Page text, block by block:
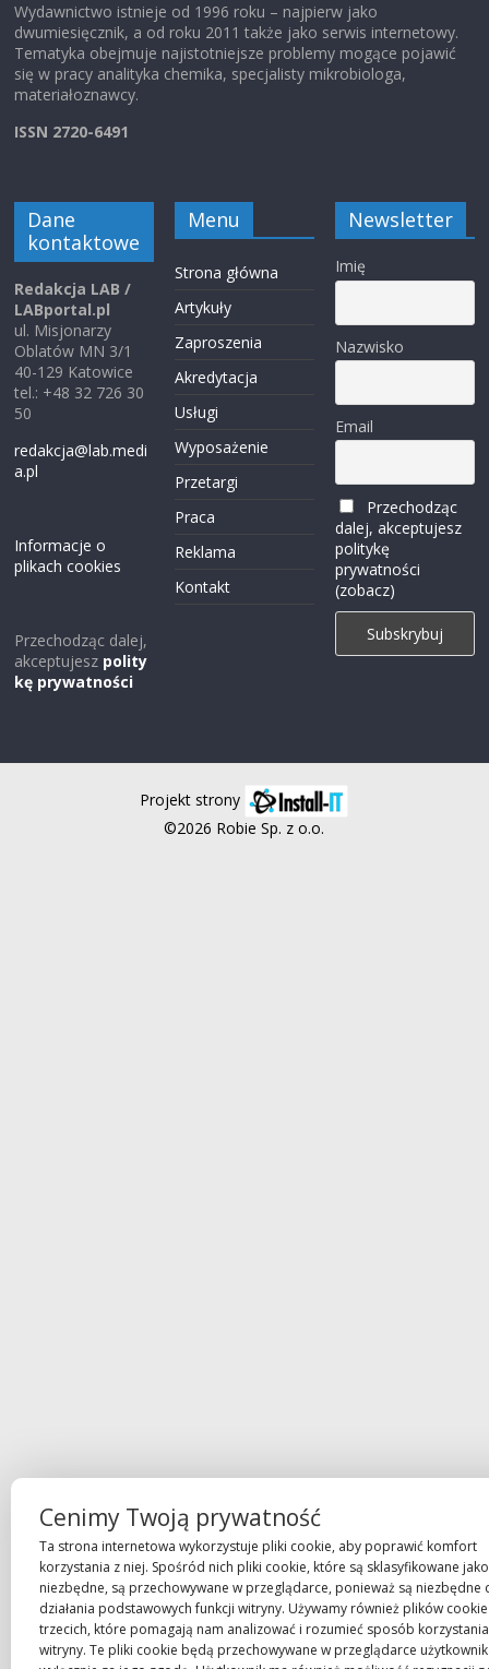
Wydawnictwo istnieje od 1996 roku – najpierw jako
dwumiesięcznik, a od roku 2011 także jako serwis internetowy.
Tematyka obejmuje najistotniejsze problemy mogące pojawić
się w pracy analityka chemika, specjalisty mikrobiologa,
materiałoznawcy.
ISSN 2720-6491
Dane
kontaktowe
Redakcja LAB /
LABportal.pl
ul. Misjonarzy
Oblatów MN 3/1
40-129 Katowice
tel.: +48 32 726 30
50
redakcja@lab.medi
a.pl
Informacje o
plikach cookies
Przechodząc dalej,
akceptujesz polity
kę prywatności
Menu
Strona główna
Artykuły
Zaproszenia
Akredytacja
Usługi
Wyposażenie
Przetargi
Praca
Reklama
Kontakt
Newsletter
Imię
Nazwisko
Email
Przechodząc
dalej, akceptujesz
politykę
prywatności
(zobacz)
Projekt strony
©2026 Robie Sp. z o.o.
Cenimy Twoją prywatność
Ta strona internetowa wykorzystuje pliki cookie, aby poprawić komfort
korzystania z niej. Spośród nich pliki cookie, które są sklasyfikowane jako
niezbędne, są przechowywane w przeglądarce, ponieważ są niezbędne
działania podstawowych funkcji witryny. Używamy również plików
trzecich, które pomagają nam analizować i rozumieć sposób
witryny. Te pliki cookie będą przechowywane w przeglądarce